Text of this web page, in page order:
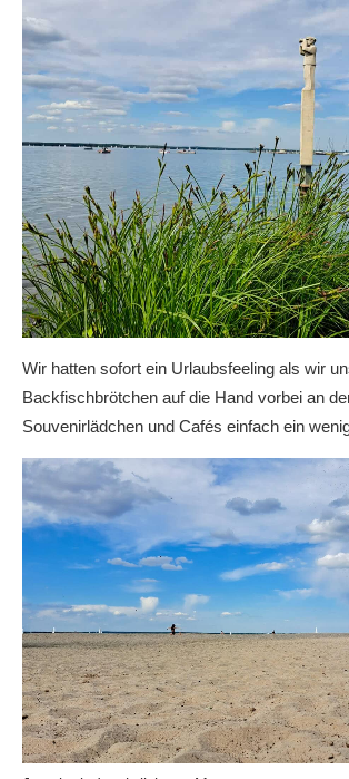
Wir hatten sofort ein Urlaubsfeeling als wir
Backfischbrötchen auf die Hand vorbei an
Souvenirlädchen und Cafés einfach ein